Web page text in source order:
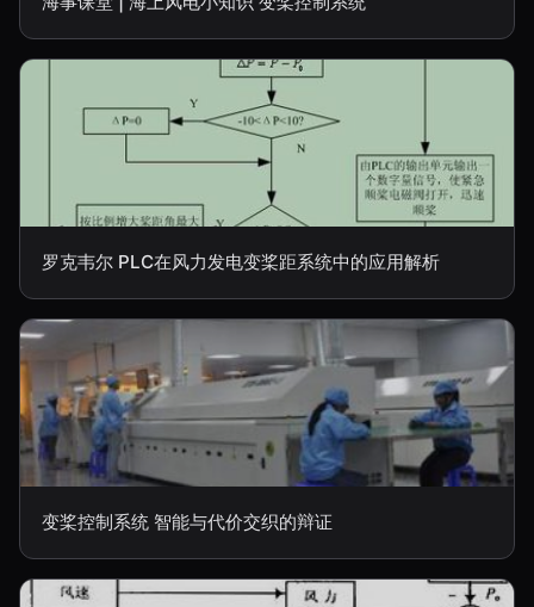
罗克韦尔 PLC在风力发电变桨距系统中的应用解析
变桨控制系统 智能与代价交织的辩证